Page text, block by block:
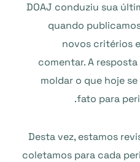
DOAJ conduziu sua
quando
novos critérios
comentar. A
moldar o que hoje
fato para
Desta vez, estamos
coletamos para cada